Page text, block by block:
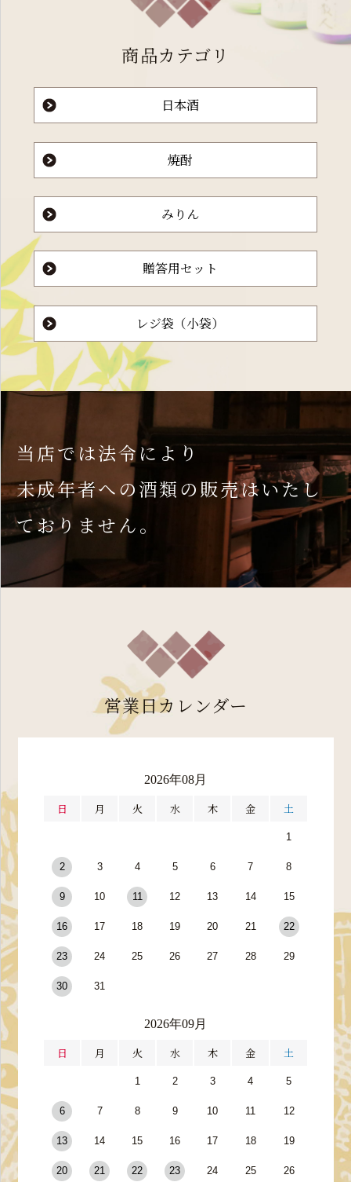
商品カテゴリ
日本酒
焼酎
みりん
贈答用セット
レジ袋（小袋）
当店では法令により
未成年者への酒類の販売はいたし
ておりません。
営業日カレンダー
2026年08月
日 月 火 水 木 金 土
1
2 3 4 5 6 7 8
9 10 11 12 13 14 15
16 17 18 19 20 21 22
23 24 25 26 27 28 29
30 31
2026年09月
日 月 火 水 木 金 土
1 2 3 4 5
6 7 8 9 10 11 12
13 14 15 16 17 18 19
20 21 22 23 24 25 26